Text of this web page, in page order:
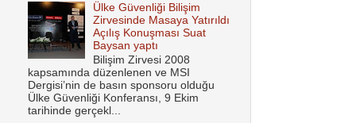
Ülke Güvenliği Bilişim
Zirvesinde Masaya Yatırıldı
Açılış Konuşması Suat
Baysan yaptı
Bilişim Zirvesi 2008
kapsamında düzenlenen ve MSI
Dergisi’nin de basın sponsoru olduğu
Ülke Güvenliği Konferansı, 9 Ekim
tarihinde gerçekl...